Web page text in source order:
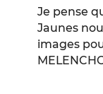
Je pense
Jaunes
images